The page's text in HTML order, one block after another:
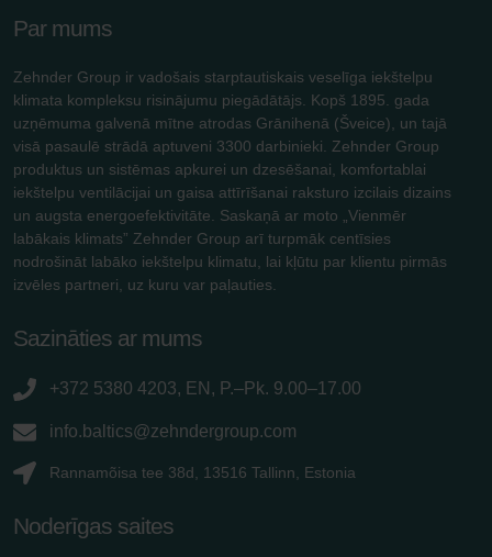
Par mums
Zehnder Group ir vadošais starptautiskais veselīga iekštelpu
klimata kompleksu risinājumu piegādātājs. Kopš 1895. gada
uzņēmuma galvenā mītne atrodas Grānihenā (Šveice), un tajā
visā pasaulē strādā aptuveni 3300 darbinieki. Zehnder Group
produktus un sistēmas apkurei un dzesēšanai, komfortablai
iekštelpu ventilācijai un gaisa attīrīšanai raksturo izcilais dizains
un augsta energoefektivitāte. Saskaņā ar moto „Vienmēr
labākais klimats” Zehnder Group arī turpmāk centīsies
nodrošināt labāko iekštelpu klimatu, lai kļūtu par klientu pirmās
izvēles partneri, uz kuru var paļauties.
Sazināties ar mums
+372 5380 4203, EN, P.–Pk. 9.00–17.00
info.baltics@zehndergroup.com
Rannamõisa tee 38d, 13516 Tallinn, Estonia
Noderīgas saites